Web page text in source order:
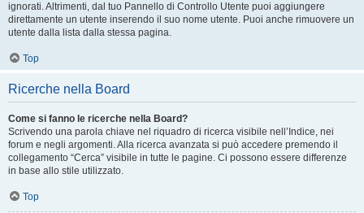
ignorati. Altrimenti, dal tuo Pannello di Controllo Utente puoi aggiungere
direttamente un utente inserendo il suo nome utente. Puoi anche rimuovere un
utente dalla lista dalla stessa pagina.
Top
Ricerche nella Board
Come si fanno le ricerche nella Board?
Scrivendo una parola chiave nel riquadro di ricerca visibile nell’Indice, nei
forum e negli argomenti. Alla ricerca avanzata si può accedere premendo il
collegamento “Cerca” visibile in tutte le pagine. Ci possono essere differenze
in base allo stile utilizzato.
Top